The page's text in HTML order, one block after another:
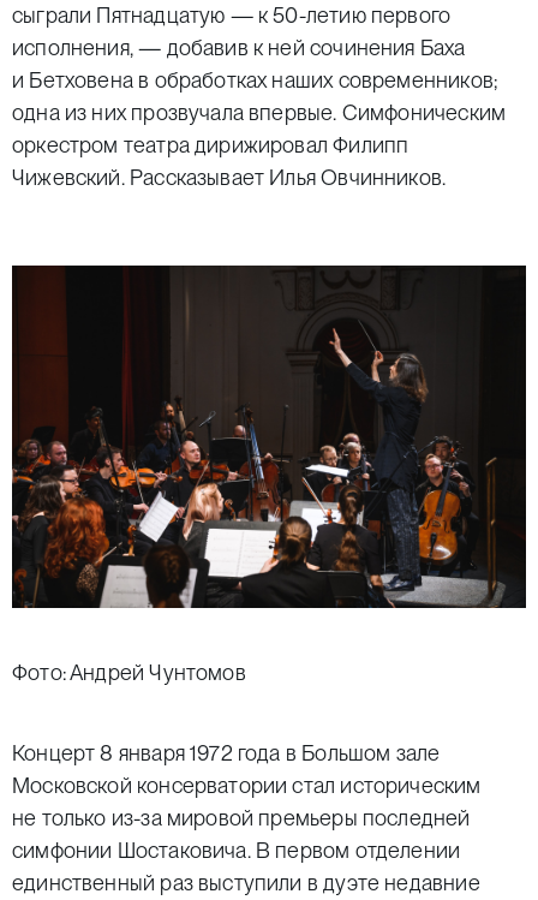
сыграли Пятнадцатую — к 50-летию первого
исполнения, — добавив к ней сочинения Баха
и Бетховена в обработках наших современников;
одна из них прозвучала впервые. Симфоническим
оркестром театра дирижировал Филипп
Чижевский. Рассказывает Илья Овчинников.
Фото: Андрей Чунтомов
Концерт 8 января 1972 года в Большом зале
Московской консерватории стал историческим
не только из-за мировой премьеры последней
симфонии Шостаковича. В первом отделении
единственный раз выступили в дуэте недавние